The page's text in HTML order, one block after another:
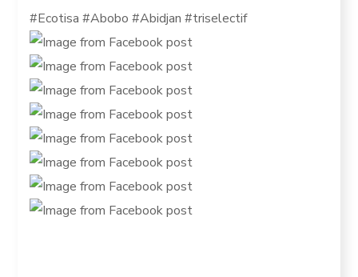
#Ecotisa #Abobo #Abidjan #triselectif